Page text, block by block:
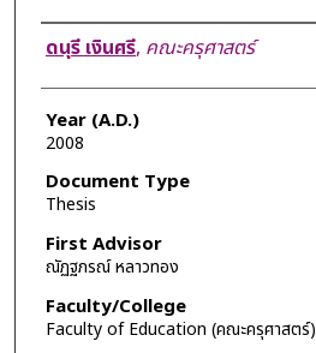
Author
ดนุรี เงินศรี, คณะครุศาสตร์
Year (A.D.)
2008
Document Type
Thesis
First Advisor
ณัฏฐภรณ์ หลาวทอง
Faculty/College
Faculty of Education (คณะครุศาสตร์)